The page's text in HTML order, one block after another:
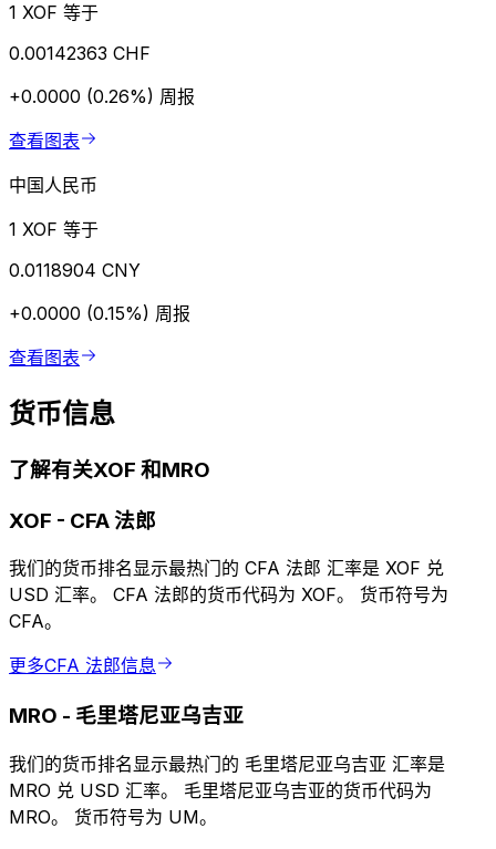
1 XOF 等于
0.00142363 CHF
+0.0000 (0.26%) 周报
查看图表
中国人民币
1 XOF 等于
0.0118904 CNY
+0.0000 (0.15%) 周报
查看图表
货币信息
了解有关XOF 和MRO
XOF - CFA 法郎
我们的货币排名显示最热门的 CFA 法郎 汇率是 XOF 兑
USD 汇率。 CFA 法郎的货币代码为 XOF。 货币符号为
CFA。
更多CFA 法郎信息
MRO - 毛里塔尼亚乌吉亚
我们的货币排名显示最热门的 毛里塔尼亚乌吉亚 汇率是
MRO 兑 USD 汇率。 毛里塔尼亚乌吉亚的货币代码为
MRO。 货币符号为 UM。